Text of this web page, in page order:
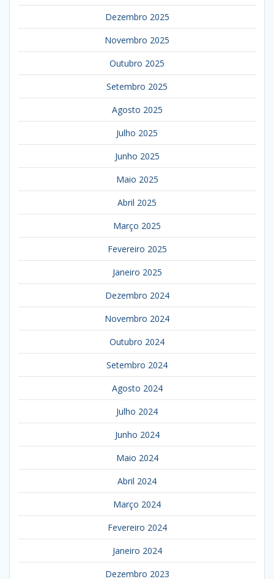
Dezembro 2025
Novembro 2025
Outubro 2025
Setembro 2025
Agosto 2025
Julho 2025
Junho 2025
Maio 2025
Abril 2025
Março 2025
Fevereiro 2025
Janeiro 2025
Dezembro 2024
Novembro 2024
Outubro 2024
Setembro 2024
Agosto 2024
Julho 2024
Junho 2024
Maio 2024
Abril 2024
Março 2024
Fevereiro 2024
Janeiro 2024
Dezembro 2023